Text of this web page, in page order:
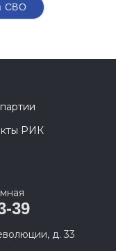
СВО
РИК
39
д. 33